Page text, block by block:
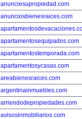
anunciesupropiedad.com
anunciosbienesraices.com
apartamentosequipados.com
apartamentostemporada.com
apartamentosycasas.com
areabienesraices.com
argentinainmuebles.com
arriendodepropiedades.com
avisosinmobiliarios.com